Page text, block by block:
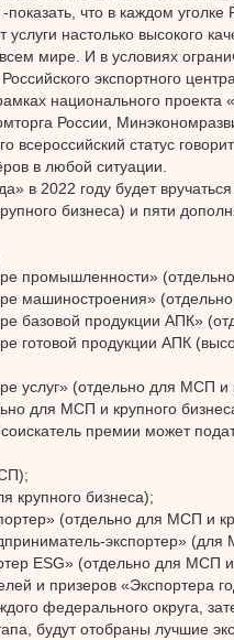
показать, что в каждом
настолько высокого
мире. И в условиях
экспортного
национального
России,
статус
в любой ситуации.
в 2022 году будет
бизнеса) и пяти
промышленности»
машиностроения»
базовой продукции АПК»
готовой продукции АПК
услуг» (отдельно для МСП и
для МСП и крупного
премии может
крупного бизнеса);
(отдельно для МСП и
экспортер» (для
ESG» (отдельно для МСП и
и призеров «Экспортера
федерального округа,
будут отобраны лучшие